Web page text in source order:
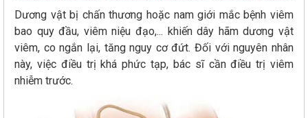
Dương vật bị chấn thương hoặc nam giới mắc bệnh viêm
bao quy đầu, viêm niệu đạo,... khiến dây hãm dương vật
viêm, co ngắn lại, tăng nguy cơ đứt. Đối với nguyên nhân
này, việc điều trị khá phức tạp, bác sĩ cần điều trị viêm
nhiễm trước.